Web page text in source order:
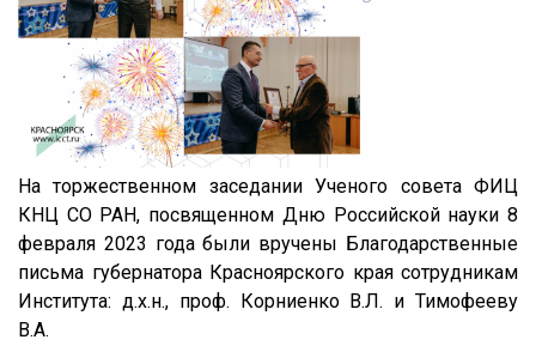
На торжественном заседании Ученого совета ФИЦ
КНЦ СО РАН, посвященном Дню Российской науки 8
февраля 2023 года были вручены Благодарственные
письма губернатора Красноярского края сотрудникам
Института: д.х.н., проф. Корниенко В.Л. и Тимофееву
В.А.